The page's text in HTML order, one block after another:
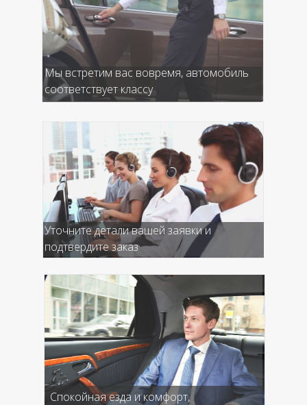
Уточните детали вашей заявки и
подтвердите заказ
Мы встретим вас вовремя, автомобиль
соответствует классу
Спокойная езда и комфорт,